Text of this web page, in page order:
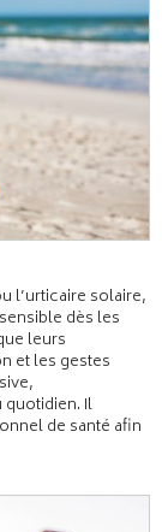
l’urticaire solaire,
dès les
leurs
et les gestes
Il
de santé afin